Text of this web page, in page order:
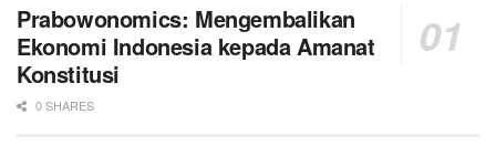
Prabowonomics: Mengembalikan
Ekonomi Indonesia kepada Amanat
Konstitusi
0 SHARES